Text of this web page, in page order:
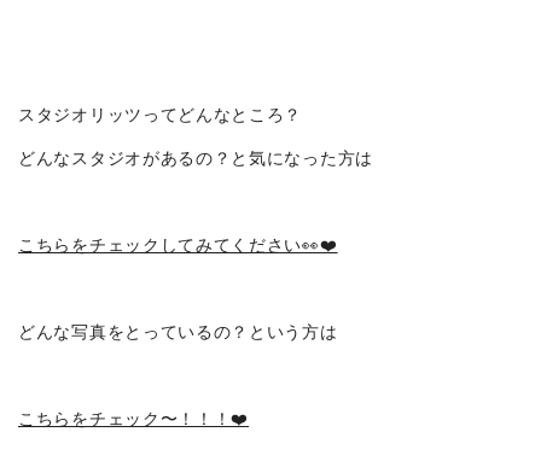
スタジオリッツってどんなところ？
どんなスタジオがあるの？と気になった方は
こちらをチェックしてみてください👀❤️
どんな写真をとっているの？という方は
こちらをチェック〜！！！❤️